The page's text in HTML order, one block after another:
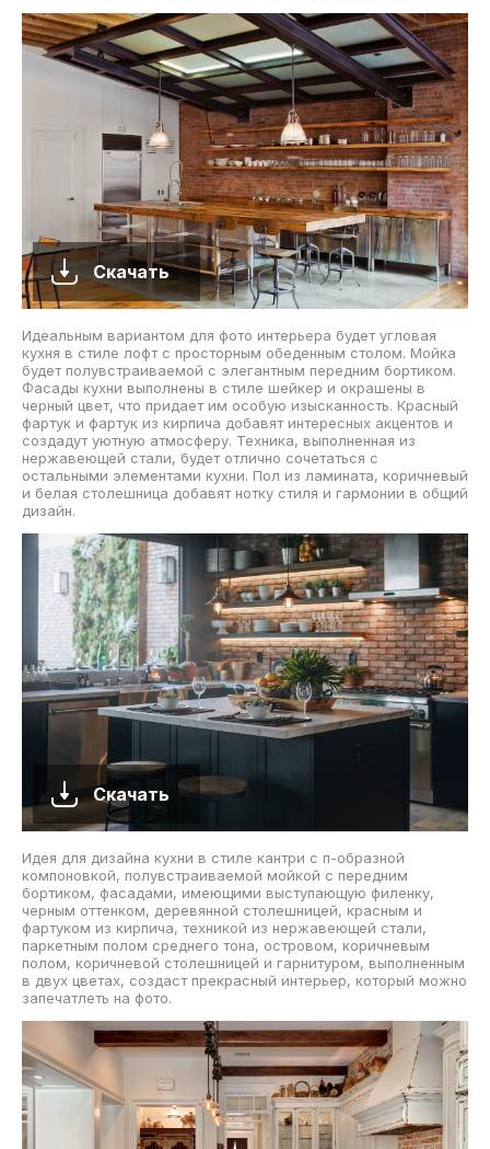
Скачать
Идеальным вариантом для фото интерьера будет угловая
кухня в стиле лофт с просторным обеденным столом. Мойка
будет полувстраиваемой с элегантным передним бортиком.
Фасады кухни выполнены в стиле шейкер и окрашены в
черный цвет, что придает им особую изысканность. Красный
фартук и фартук из кирпича добавят интересных акцентов и
создадут уютную атмосферу. Техника, выполненная из
нержавеющей стали, будет отлично сочетаться с
остальными элементами кухни. Пол из ламината, коричневый
и белая столешница добавят нотку стиля и гармонии в общий
дизайн.
Скачать
Идея для дизайна кухни в стиле кантри с п-образной
компоновкой, полувстраиваемой мойкой с передним
бортиком, фасадами, имеющими выступающую филенку,
черным оттенком, деревянной столешницей, красным и
фартуком из кирпича, техникой из нержавеющей стали,
паркетным полом среднего тона, островом, коричневым
полом, коричневой столешницей и гарнитуром, выполненным
в двух цветах, создаст прекрасный интерьер, который можно
запечатлеть на фото.